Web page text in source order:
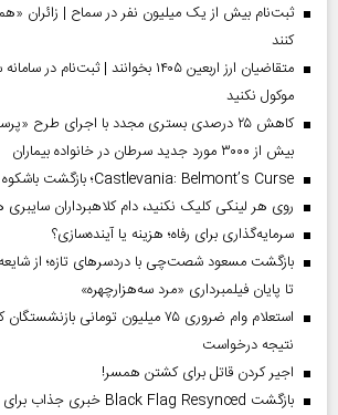
ثبت‌نام بیش از یک میلیون نفر در سماح | زائران
کنند
متقاضیان ارز اربعین ۱۴۰۵ بخوانند |
موکول نکنید
کاهش ۲۵ درصدی بستری مجدد با اجرای طرح
بیش از ۳۰۰۰ مورد جدید سرطان در خانواده بیماران
Castlevania: Belmont’s Curse؛ بازگشت باشکوه شکارچیان خون‌آشام
روی هر لینکی کلیک نکنید، دام کلاهبرداران
سرمایه‌گذاری برای رفاه؛ هزینه یا آینده‌سازی؟
بازگشت مسعود شصت‌چی با دردسر‌های تازه؛ از
تا پایان فیلمبرداری «مرد سه‌هزارچهره»
استعلام وام ضروری ۷۵ میلیون تومانی
نتیجه درخواست
اجیر کردن قاتل برای کشتن همسر!
بازگشت Black Flag Resynced خبری جذاب برای دوستداران بازی